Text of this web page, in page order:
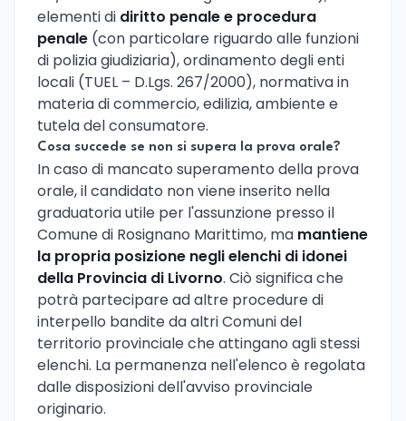
elementi di diritto penale e procedura
penale (con particolare riguardo alle funzioni
di polizia giudiziaria), ordinamento degli enti
locali (TUEL – D.Lgs. 267/2000), normativa in
materia di commercio, edilizia, ambiente e
tutela del consumatore.
Cosa succede se non si supera la prova orale?
In caso di mancato superamento della prova
orale, il candidato non viene inserito nella
graduatoria utile per l'assunzione presso il
Comune di Rosignano Marittimo, ma mantiene
la propria posizione negli elenchi di idonei
della Provincia di Livorno. Ciò significa che
potrà partecipare ad altre procedure di
interpello bandite da altri Comuni del
territorio provinciale che attingano agli stessi
elenchi. La permanenza nell'elenco è regolata
dalle disposizioni dell'avviso provinciale
originario.